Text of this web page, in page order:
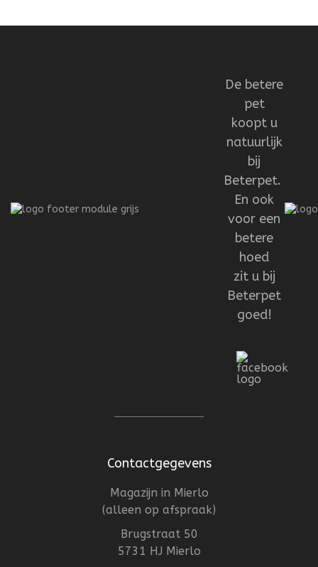
De betere
pet
koopt u
natuurlijk
bij
Beterpet.
En ook
voor een
betere
hoed
zit u bij
Beterpet
goed!
Contactgegevens
Magazijn in Mierlo
(alleen op afspraak)
Brugstraat 50
5731 HJ Mierlo